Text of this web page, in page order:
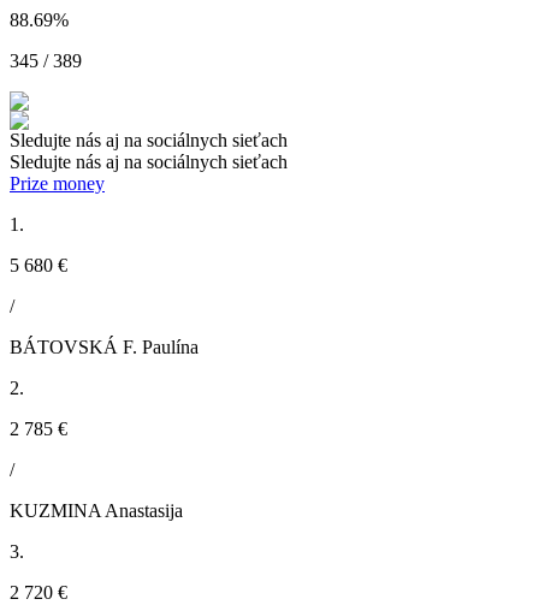
88.69%
345 / 389
Sledujte nás aj na sociálnych sieťach
Sledujte nás aj na sociálnych sieťach
Prize money
1.
5 680 €
/
BÁTOVSKÁ F. Paulína
2.
2 785 €
/
KUZMINA Anastasija
3.
2 720 €